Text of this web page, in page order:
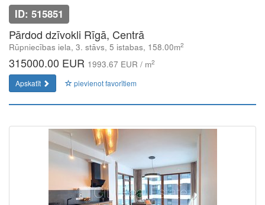
ID: 515851
Pārdod dzīvokli Rīgā, Centrā
Rūpniecības iela, 3. stāvs, 5 istabas, 158.00m2
315000.00 EUR 1993.67 EUR / m2
Apskatīt pievienot favorītiem